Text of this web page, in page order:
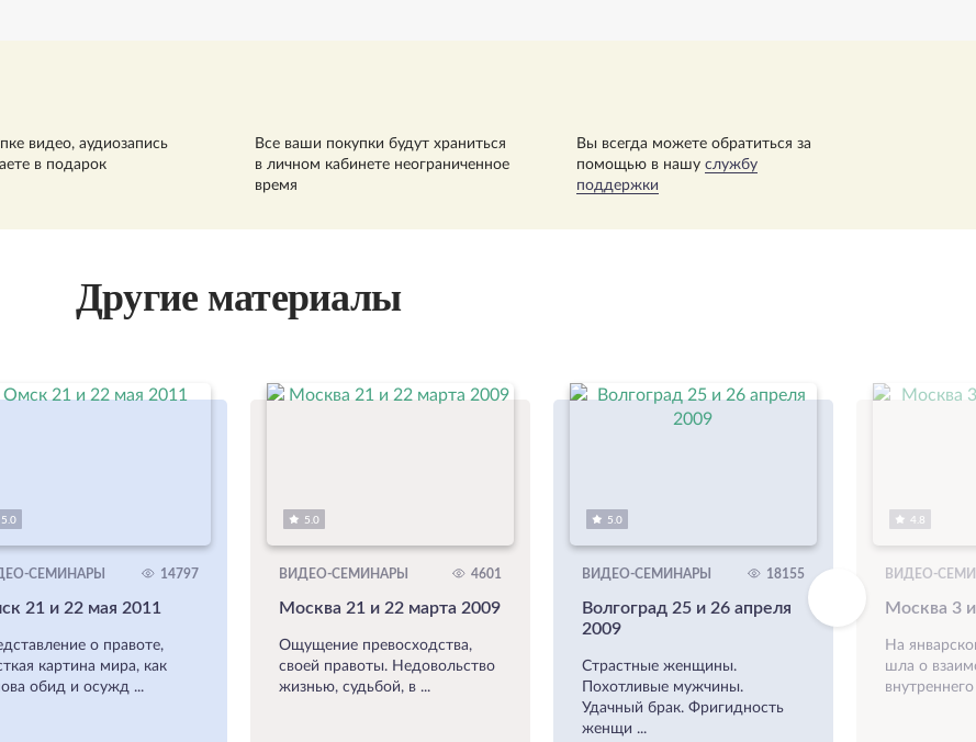
видео, аудиозапись
в подарок
Все ваши покупки будут храниться
в личном кабинете неограниченное
время
Вы всегда можете обратиться за
помощью в нашу службу
поддержки
Другие материалы
5.0
СЕМИНАРЫ 14797
21 и 22 мая 2011
о правоте,
картина мира, как
обид и осужд ...
5.0
ВИДЕО-СЕМИНАРЫ 4601
Москва 21 и 22 марта 2009
Ощущение превосходства,
своей правоты. Недовольство
жизнью, судьбой, в ...
5.0
ВИДЕО-СЕМИНАРЫ 18155
Волгоград 25 и 26 апреля
2009
Страстные женщины.
Похотливые мужчины.
Удачный брак. Фригидность
женщи ...
4.8
ВИДЕО-
Москва 3
На
шла о